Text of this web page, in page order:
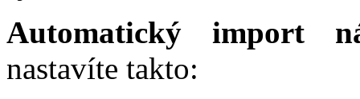
Automatický import
nastavíte takto: